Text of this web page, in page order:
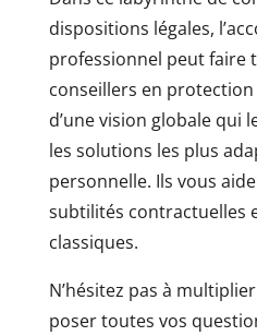
dispositions légales,
professionnel peut faire
conseillers en
d’une vision globale qui
les solutions les plus
personnelle. Ils vous
subtilités contractuelles
classiques.
N’hésitez pas à
poser toutes vos